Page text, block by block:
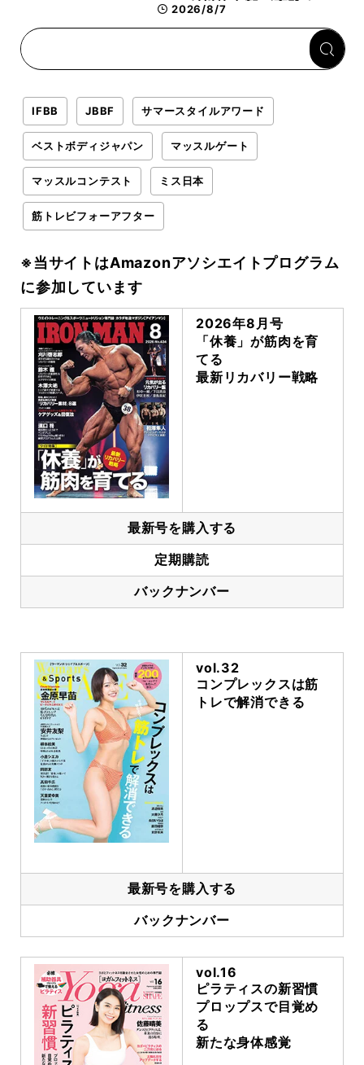
ー・刈川啓志郎が実践する
「回復習慣」
2026/8/7
IFBB JBBF サマースタイルアワード
ベストボディジャパン マッスルゲート
マッスルコンテスト ミス日本
筋トレビフォーアフター
※当サイトはAmazonアソシエイトプログラム
に参加しています
2026年8月号
「休養」が筋肉を育
てる
最新リカバリー戦略
最新号を購入する
定期購読
バックナンバー
vol.32
コンプレックスは筋
トレで解消できる
最新号を購入する
バックナンバー
vol.16
ピラティスの新習慣
プロップスで目覚め
る
新たな身体感覚